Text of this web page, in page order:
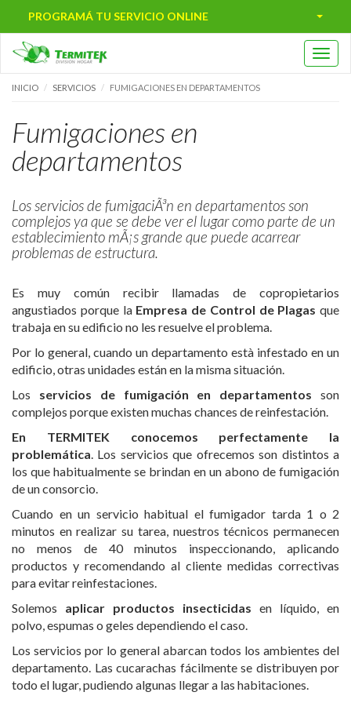
PROGRAMÁ TU SERVICIO ONLINE
INICIO SERVICIOS FUMIGACIONES EN DEPARTAMENTOS
Fumigaciones en
departamentos
Los servicios de fumigaciÃ³n en departamentos son
complejos ya que se debe ver el lugar como parte de un
establecimiento mÃ¡s grande que puede acarrear
problemas de estructura.
Es muy común recibir llamadas de copropietarios
angustiados porque la Empresa de Control de Plagas que
trabaja en su edificio no les resuelve el problema.
Por lo general, cuando un departamento està infestado en un
edificio, otras unidades están en la misma situación.
Los servicios de fumigación en departamentos son
complejos porque existen muchas chances de reinfestación.
En TERMITEK conocemos perfectamente la
problemática. Los servicios que ofrecemos son distintos a
los que habitualmente se brindan en un abono de fumigación
de un consorcio.
Cuando en un servicio habitual el fumigador tarda 1 o 2
minutos en realizar su tarea, nuestros técnicos permanecen
no menos de 40 minutos inspeccionando, aplicando
productos y recomendando al cliente medidas correctivas
para evitar reinfestaciones.
Solemos aplicar productos insecticidas en líquido, en
polvo, espumas o geles dependiendo el caso.
Los servicios por lo general abarcan todos los ambientes del
departamento. Las cucarachas fácilmente se distribuyen por
todo el lugar, pudiendo algunas llegar a las habitaciones.